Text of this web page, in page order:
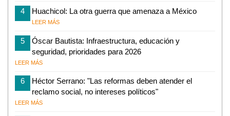
4 Huachicol: La otra guerra que amenaza a México
LEER MÁS
5
Óscar Bautista: Infraestructura, educación y
seguridad, prioridades para 2026
LEER MÁS
6
Héctor Serrano: "Las reformas deben atender el
reclamo social, no intereses políticos"
LEER MÁS